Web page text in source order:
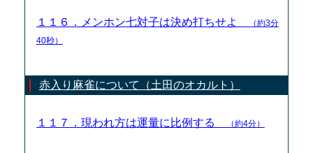
１１６．メンホン七対子は決め打ちせよ
（約3分
40秒）
赤入り麻雀について（土田のオカルト）
１１７．現われ方は運量に比例する （約4分）